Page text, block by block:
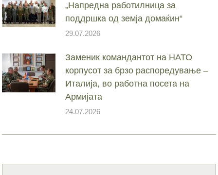
„Напредна работилница за
поддршка од земја домаќин“
29.07.2026
Заменик командантот на НАТО
корпусот за брзо распоредување –
Италија, во работна посета на
Армијата
24.07.2026